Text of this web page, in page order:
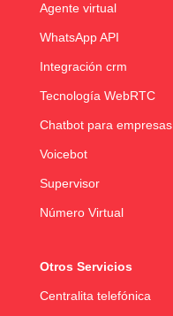
Agente virtual
WhatsApp API
Integración crm
Tecnología WebRTC
Chatbot para empresas
Voicebot
Supervisor
Número Virtual
Otros Servicios
Centralita telefónica